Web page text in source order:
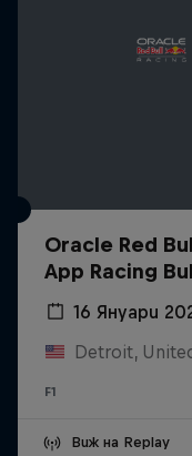
Oracle Red
App Racing
16 Януари
Detroit,
F1
Виж на Replay